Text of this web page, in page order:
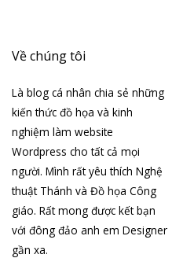
Về chúng tôi
Là blog cá nhân chia sẻ những
kiến thức đồ họa và kinh
nghiệm làm website
Wordpress cho tất cả mọi
người. Mình rất yêu thích Nghệ
thuật Thánh và Đồ họa Công
giáo. Rất mong được kết bạn
với đông đảo anh em Designer
gần xa.